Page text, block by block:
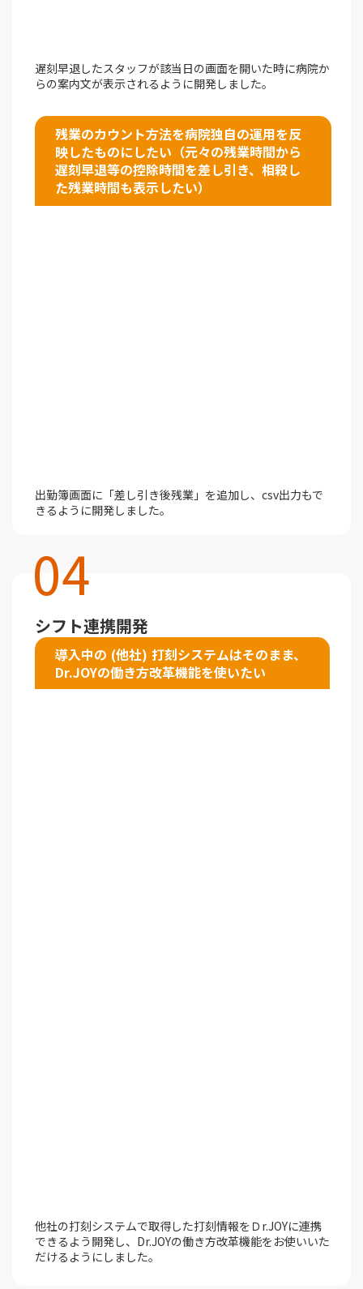
遅刻早退したスタッフが該当日の画面を開いた時に病院か
らの案内文が表示されるように開発しました。
残業のカウント方法を病院独自の運用を反
映したものにしたい（元々の残業時間から
遅刻早退等の控除時間を差し引き、相殺し
た残業時間も表示したい）
出勤簿画面に「差し引き後残業」を追加し、csv出力もで
きるように開発しました。
04
シフト連携開発
導入中の (他社) 打刻システムはそのまま、
Dr.JOYの働き方改革機能を使いたい
他社の打刻システムで取得した打刻情報をＤr.JOYに連携
できるよう開発し、Dr.JOYの働き方改革機能をお使いいた
だけるようにしました。